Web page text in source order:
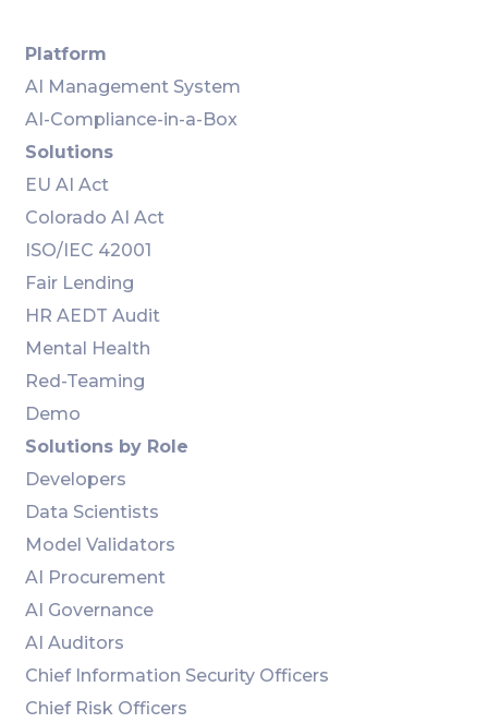
Platform
AI Management System
AI-Compliance-in-a-Box
Solutions
EU AI Act
Colorado AI Act
ISO/IEC 42001
Fair Lending
HR AEDT Audit
Mental Health
Red-Teaming
Demo
Solutions by Role
Developers
Data Scientists
Model Validators
AI Procurement
AI Governance
AI Auditors
Chief Information Security Officers
Chief Risk Officers